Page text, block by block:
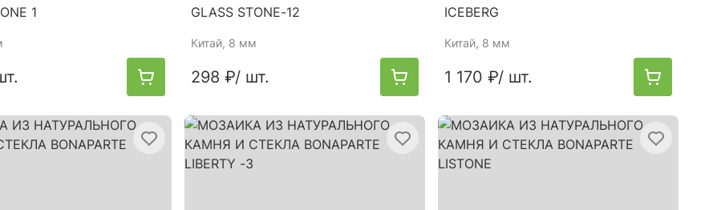
1
GLASS STONE-12
Китай, 8 мм
298 ₽/ шт.
ICEBERG
Китай, 8 мм
1 170 ₽/ шт.